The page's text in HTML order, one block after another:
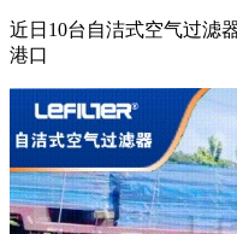
近日10台自洁式空气过滤
港口